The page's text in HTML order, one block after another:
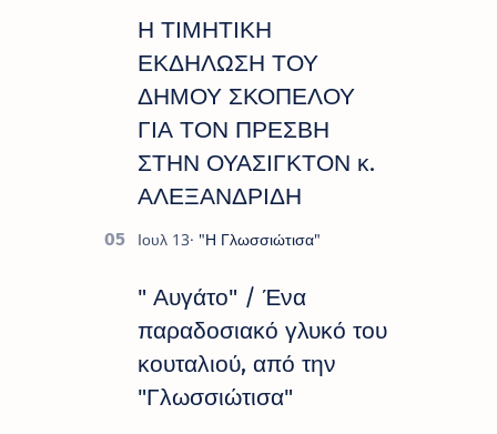
Η ΤΙΜΗΤΙΚΗ
ΕΚΔΗΛΩΣΗ ΤΟΥ
ΔΗΜΟΥ ΣΚΟΠΕΛΟΥ
ΓΙΑ ΤΟΝ ΠΡΕΣΒΗ
ΣΤΗΝ ΟΥΑΣΙΓΚΤΟΝ κ.
ΑΛΕΞΑΝΔΡΙΔΗ
" Αυγάτο" / Ένα
παραδοσιακό γλυκό του
κουταλιού, από την
"Γλωσσιώτισα"